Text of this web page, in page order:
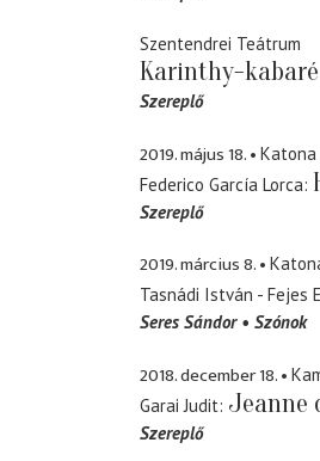
Szentendrei Teátrum
Karinthy-kabaré
Szereplő
2019. május 18.
Katona
Federico García Lorca
Szereplő
2019. március 8.
Tasnádi István - Fejes
Seres Sándor
Szónok
2018. december 18.
Garai Judit Jeanne
Szereplő